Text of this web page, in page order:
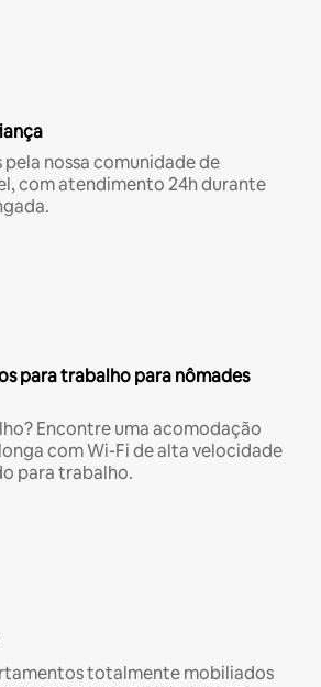
pela nossa comunidade de
com atendimento 24h durante
para trabalho para nômades
Encontre uma acomodação
com Wi-Fi de alta velocidade
para trabalho.
totalmente mobiliados